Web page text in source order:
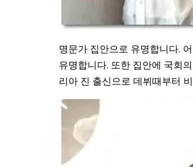
명문가 집안으로 유명합니다.
유명합니다. 또한 집안에 국회
리아 진 출신으로 데뷔때부터